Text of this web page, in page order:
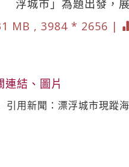
浮城市」為題出發，
MB , 3984 * 2656 |
連結、圖片
引用新聞：漂浮城市現蹤